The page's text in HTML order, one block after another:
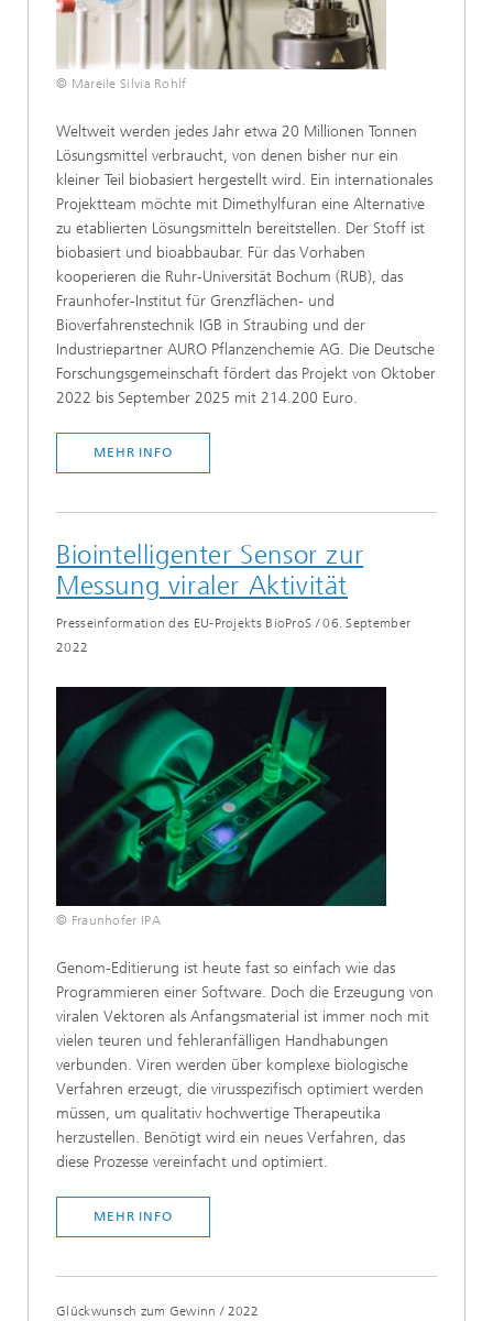
© Mareile Silvia Rohlf
Weltweit werden jedes Jahr etwa 20 Millionen Tonnen
Lösungsmittel verbraucht, von denen bisher nur ein
kleiner Teil biobasiert hergestellt wird. Ein internationales
Projektteam möchte mit Dimethylfuran eine Alternative
zu etablierten Lösungsmitteln bereitstellen. Der Stoff ist
biobasiert und bioabbaubar. Für das Vorhaben
kooperieren die Ruhr-Universität Bochum (RUB), das
Fraunhofer-Institut für Grenzflächen- und
Bioverfahrenstechnik IGB in Straubing und der
Industriepartner AURO Pflanzenchemie AG. Die Deutsche
Forschungsgemeinschaft fördert das Projekt von Oktober
2022 bis September 2025 mit 214.200 Euro.
MEHR INFO
Biointelligenter Sensor zur
Messung viraler Aktivität
Presseinformation des EU-Projekts BioProS /06. September
2022
© Fraunhofer IPA
Genom-Editierung ist heute fast so einfach wie das
Programmieren einer Software. Doch die Erzeugung von
viralen Vektoren als Anfangsmaterial ist immer noch mit
vielen teuren und fehleranfälligen Handhabungen
verbunden. Viren werden über komplexe biologische
Verfahren erzeugt, die virusspezifisch optimiert werden
müssen, um qualitativ hochwertige Therapeutika
herzustellen. Benötigt wird ein neues Verfahren, das
diese Prozesse vereinfacht und optimiert.
MEHR INFO
Glückwunsch zum Gewinn / 2022